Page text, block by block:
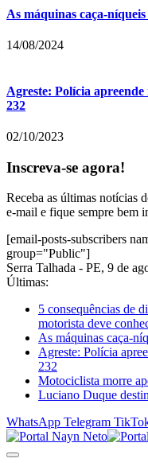
As máquinas caça-
14/08/2024
Agreste: Polícia
232
02/10/2023
Inscreva-se agora!
Receba as últimas notícias
e-mail e fique sempre bem
[email-posts-subscribers
group="Public"]
Serra Talhada - PE, 9 de
Últimas:
5 consequências de
motorista deve
As máquinas caça-
Agreste: Polícia
232
Motociclista morre
Luciano Duque
WhatsApp Telegram